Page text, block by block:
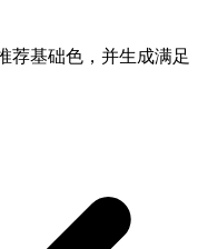
荐基础色，并生成满足